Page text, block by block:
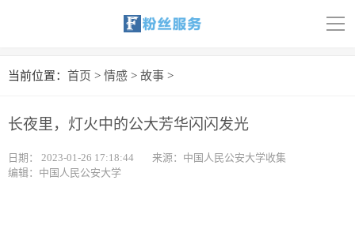
导
首页
汽车
当前位置： 首页 > 情感 > 故事 >
长夜里，灯火中的公大芳华闪闪发光
日期： 2023-01-26 17:18:44
来源：中国人民公安大学收集
编辑：中国人民公安大学